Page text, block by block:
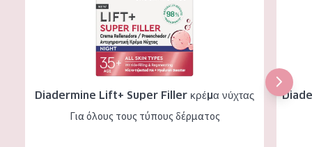
Diadermine Lift+ Super Filler κρέμα νύχτας
Για όλους τους τύπους δέρματος